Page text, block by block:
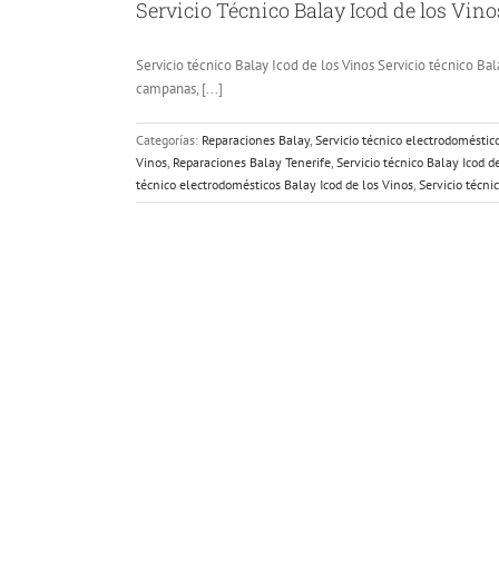
Servicio Técnico Balay Icod de los
Servicio técnico Balay Icod de los Vinos Servicio técnico
campanas, [...]
Categorías: Reparaciones Balay, Servicio técnico
Vinos Reparaciones Balay Tenerife Servicio técnico Balay Icod
técnico electrodomésticos Balay Icod de los Vinos Servicio